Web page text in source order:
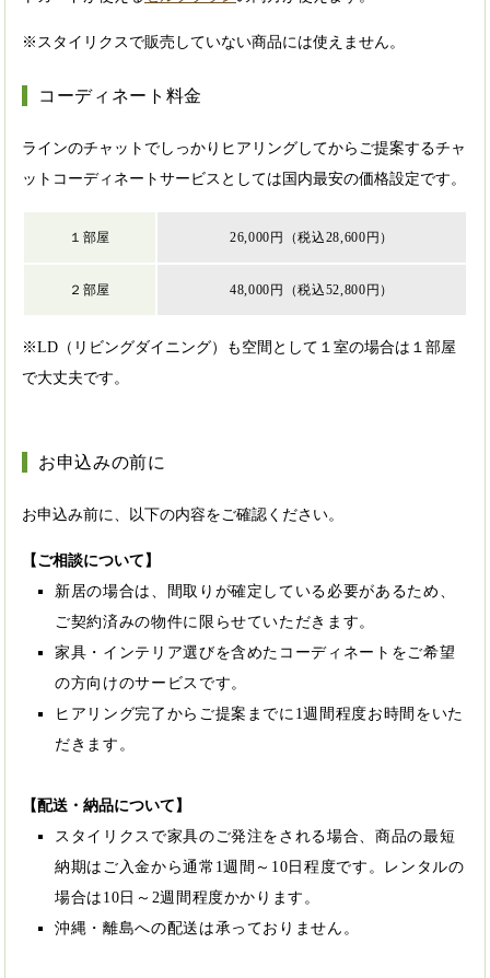
※スタイリクスで販売していない商品には使えません。
コーディネート料金
ラインのチャットでしっかりヒアリングしてからご提案するチャ
ットコーディネートサービスとしては国内最安の価格設定です。
１部屋 26,000円（税込28,600円）
２部屋 48,000円（税込52,800円）
※LD（リビングダイニング）も空間として１室の場合は１部屋
で大丈夫です。
お申込みの前に
お申込み前に、以下の内容をご確認ください。
【ご相談について】
新居の場合は、間取りが確定している必要があるため、
ご契約済みの物件に限らせていただきます。
家具・インテリア選びを含めたコーディネートをご希望
の方向けのサービスです。
ヒアリング完了からご提案までに1週間程度お時間をいた
だきます。
【配送・納品について】
スタイリクスで家具のご発注をされる場合、商品の最短
納期はご入金から通常1週間～10日程度です。レンタルの
場合は10日～2週間程度かかります。
沖縄・離島への配送は承っておりません。